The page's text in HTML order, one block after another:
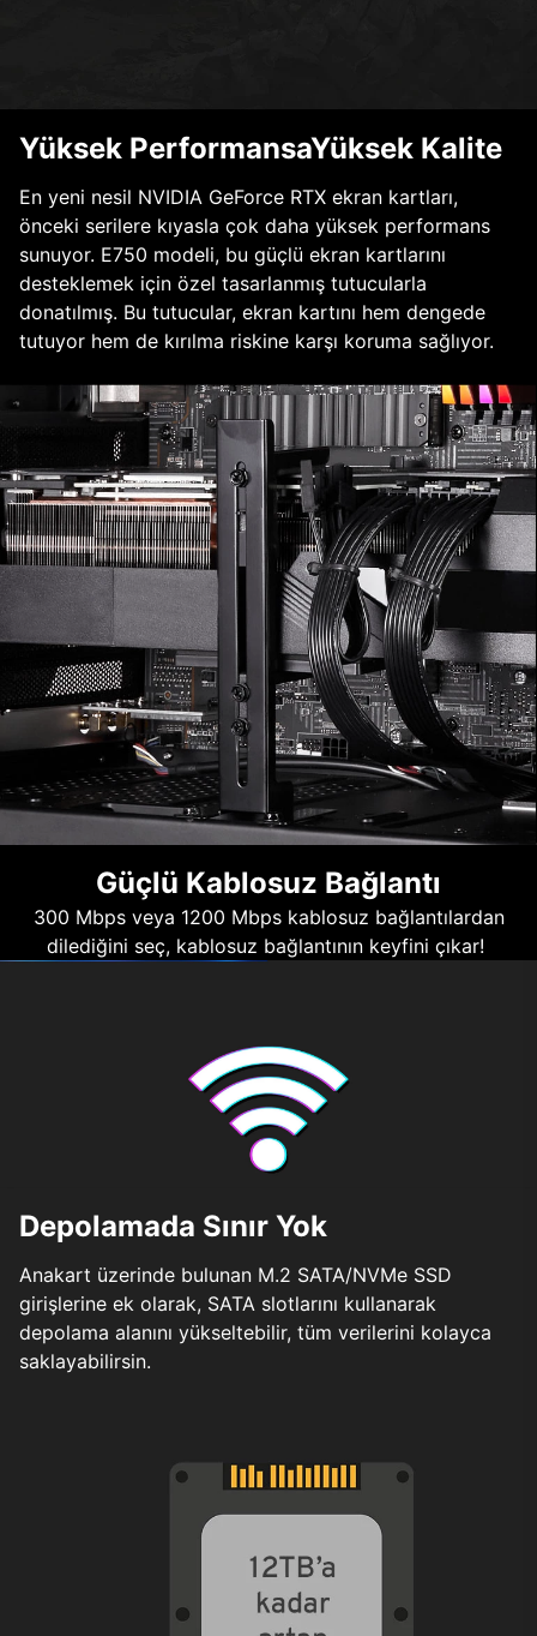
Yüksek PerformansaYüksek Kalite
En yeni nesil NVIDIA GeForce RTX ekran kartları,
önceki serilere kıyasla çok daha yüksek performans
sunuyor. E750 modeli, bu güçlü ekran kartlarını
desteklemek için özel tasarlanmış tutucularla
donatılmış. Bu tutucular, ekran kartını hem dengede
tutuyor hem de kırılma riskine karşı koruma sağlıyor.
Güçlü Kablosuz Bağlantı
300 Mbps veya 1200 Mbps kablosuz bağlantılardan
dilediğini seç, kablosuz bağlantının keyfini çıkar!
Depolamada Sınır Yok
Anakart üzerinde bulunan M.2 SATA/NVMe SSD
girişlerine ek olarak, SATA slotlarını kullanarak
depolama alanını yükseltebilir, tüm verilerini kolayca
saklayabilirsin.